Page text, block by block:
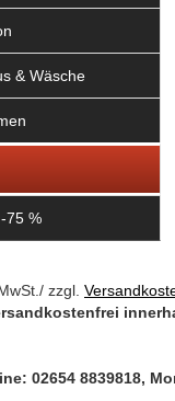
& Wäsche
75 %
zzgl.
02654 8839818,